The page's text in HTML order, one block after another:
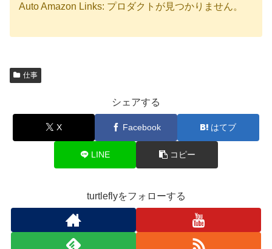
Auto Amazon Links: プロダクトが見つかりません。
仕事
シェアする
X Facebook はてブ
LINE コピー
turtleflyをフォローする